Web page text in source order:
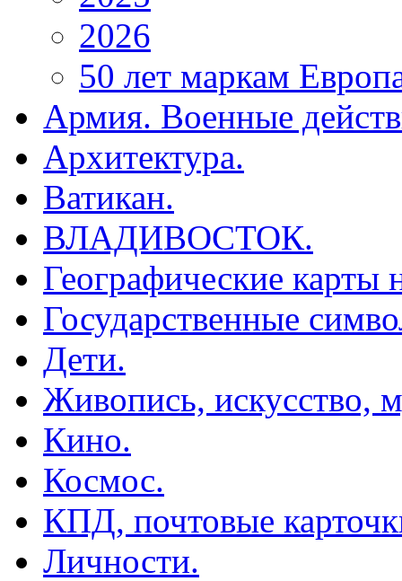
2026
50 лет маркам
Армия. Военные
Архитектура.
Ватикан.
ВЛАДИВОСТОК.
Географические карты
Государственные
Дети.
Живопись, искусство,
Кино.
Космос.
КПД, почтовые
Личности.